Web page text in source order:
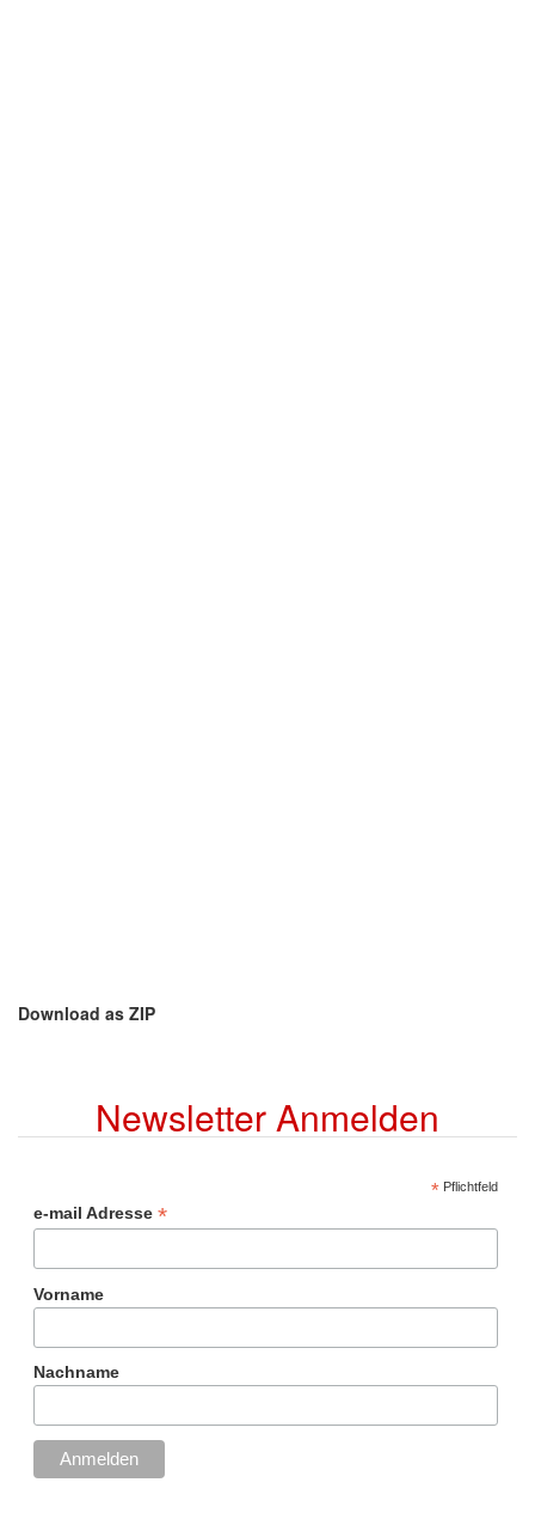
Download as ZIP
Newsletter Anmelden
*Pflichtfeld
e-mail Adresse *
Vorname
Nachname